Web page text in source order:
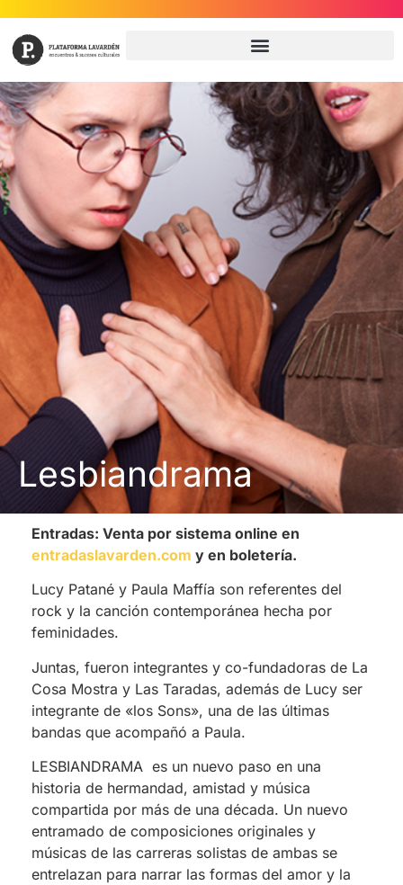
Lesbiandrama
Entradas: Venta por sistema online en
entradaslavarden.com y en boletería.
Lucy Patané y Paula Maffía son referentes del
rock y la canción contemporánea hecha por
feminidades.
Juntas, fueron integrantes y co-fundadoras de La
Cosa Mostra y Las Taradas, además de Lucy ser
integrante de «los Sons», una de las últimas
bandas que acompañó a Paula.
LESBIANDRAMA es un nuevo paso en una
historia de hermandad, amistad y música
compartida por más de una década. Un nuevo
entramado de composiciones originales y
músicas de las carreras solistas de ambas se
entrelazan para narrar las formas del amor y la